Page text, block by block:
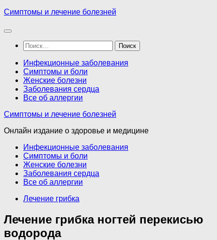
Перейти
содержимому
Симптомы и лечение болезней
Найти:
Инфекционные заболевания
Симптомы и боли
Женские болезни
Заболевания сердца
Все об аллергии
Симптомы и лечение болезней
Онлайн издание о здоровье и медицине
Инфекционные заболевания
Симптомы и боли
Женские болезни
Заболевания сердца
Все об аллергии
Лечение грибка
Лечение грибка ногтей перекисью
водорода